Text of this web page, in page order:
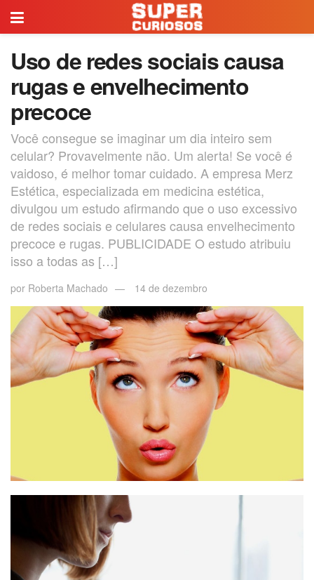
Uso de redes sociais causa
rugas e envelhecimento
precoce
Você consegue se imaginar um dia inteiro sem
celular? Provavelmente não. Um alerta! Se você é
vaidoso, é melhor tomar cuidado. A empresa Merz
Estética, especializada em medicina estética,
divulgou um estudo afirmando que o uso excessivo
de redes sociais e celulares causa envelhecimento
precoce e rugas. PUBLICIDADE O estudo atribuiu
isso a todas as […]
por Roberta Machado 14 de dezembro